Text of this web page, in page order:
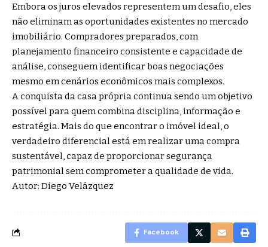
Embora os juros elevados representem um desafio, eles
não eliminam as oportunidades existentes no mercado
imobiliário. Compradores preparados, com
planejamento financeiro consistente e capacidade de
análise, conseguem identificar boas negociações
mesmo em cenários econômicos mais complexos.
A conquista da casa própria continua sendo um objetivo
possível para quem combina disciplina, informação e
estratégia. Mais do que encontrar o imóvel ideal, o
verdadeiro diferencial está em realizar uma compra
sustentável, capaz de proporcionar segurança
patrimonial sem comprometer a qualidade de vida.
Autor: Diego Velázquez
Facebook